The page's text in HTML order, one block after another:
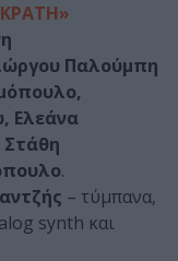
Παλούμπη
Ελεάνα
.
– τύμπανα,
synth και